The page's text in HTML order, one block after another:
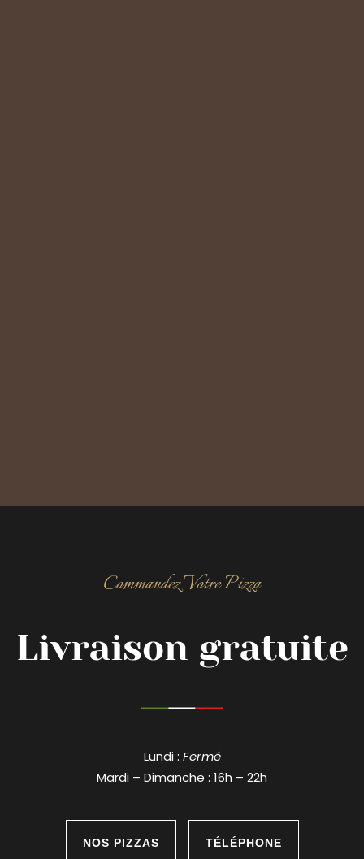
Commandez Votre Pizza
Livraison gratuite
Lundi : Fermé
Mardi – Dimanche : 16h – 22h
NOS PIZZAS TÉLÉPHONE